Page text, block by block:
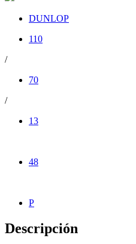
DUNLOP
110
/
70
/
13
48
P
Descripción